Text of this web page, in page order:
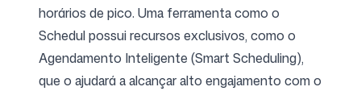
horários de pico. Uma ferramenta como o
Schedul possui recursos exclusivos, como o
Agendamento Inteligente (Smart Scheduling),
que o ajudará a alcançar alto engajamento com o